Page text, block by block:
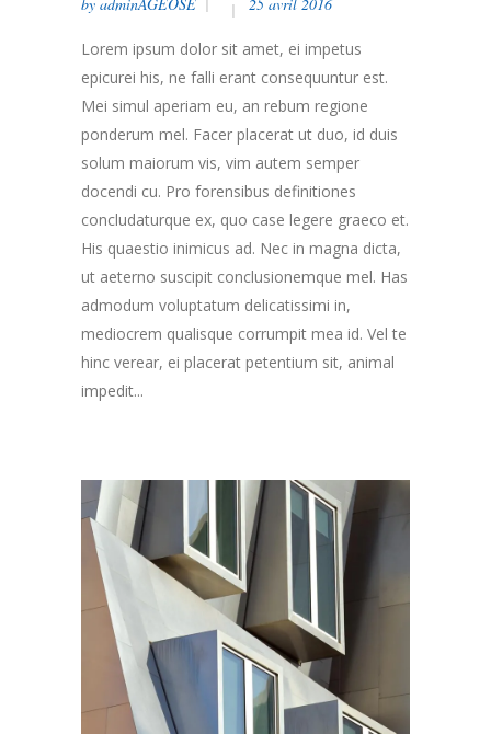
Lorem ipsum dolor sit amet, ei impetus
epicurei his, ne falli erant consequuntur est.
Mei simul aperiam eu, an rebum regione
ponderum mel. Facer placerat ut duo, id duis
solum maiorum vis, vim autem semper
docendi cu. Pro forensibus definitiones
concludaturque ex, quo case legere graeco et.
His quaestio inimicus ad. Nec in magna dicta,
ut aeterno suscipit conclusionemque mel. Has
admodum voluptatum delicatissimi in,
mediocrem qualisque corrumpit mea id. Vel te
hinc verear, ei placerat petentium sit, animal
impedit...